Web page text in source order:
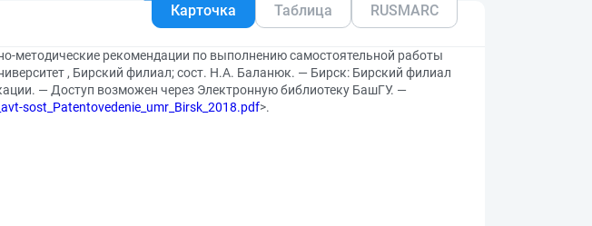
Карточка Таблица RUSMARC
методические рекомендации по выполнению самостоятельной работы
, Бирский филиал; сост. Н.А. Баланюк. — Бирск: Бирский филиал
— Доступ возможен через Электронную библиотеку БашГУ. —
sost_Patentovedenie_umr_Birsk_2018.pdf>.